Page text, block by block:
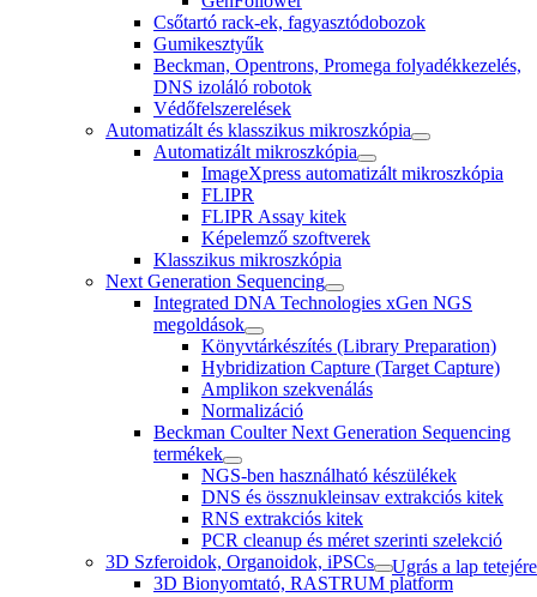
Csőtartó rack-ek, fagyasztódobozok
Gumikesztyűk
Beckman, Opentrons, Promega folyadékkezelés,
DNS izoláló robotok
Védőfelszerelések
Automatizált és klasszikus mikroszkópia
Automatizált mikroszkópia
ImageXpress automatizált mikroszkópia
FLIPR
FLIPR Assay kitek
Képelemző szoftverek
Klasszikus mikroszkópia
Next Generation Sequencing
Integrated DNA Technologies xGen NGS
megoldások
Könyvtárkészítés (Library Preparation)
Hybridization Capture (Target Capture)
Amplikon szekvenálás
Normalizáció
Beckman Coulter Next Generation Sequencing
termékek
NGS-ben használható készülékek
DNS és össznukleinsav extrakciós kitek
RNS extrakciós kitek
PCR cleanup és méret szerinti szelekció
3D Szferoidok, Organoidok, iPSCs
3D Bionyomtató, RASTRUM platform
Ugrás a lap tetejére